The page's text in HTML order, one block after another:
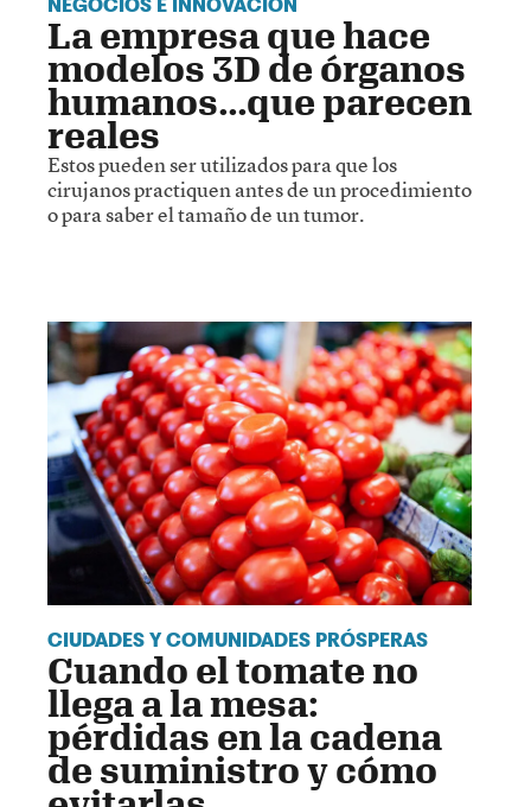
NEGOCIOS E INNOVACIÓN
La empresa que hace
modelos 3D de órganos
humanos…que parecen
reales
Estos pueden ser utilizados para que los
cirujanos practiquen antes de un procedimiento
o para saber el tamaño de un tumor.
CIUDADES Y COMUNIDADES PRÓSPERAS
Cuando el tomate no
llega a la mesa:
pérdidas en la cadena
de suministro y cómo